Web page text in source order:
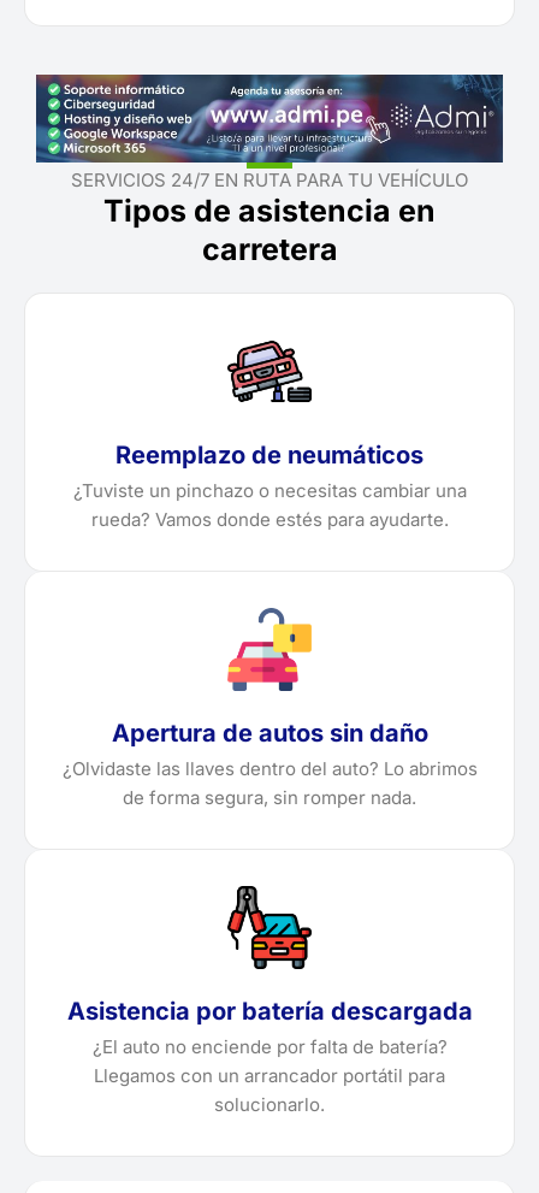
SERVICIOS 24/7 EN RUTA PARA TU VEHÍCULO
Tipos de asistencia en
carretera
Reemplazo de neumáticos
¿Tuviste un pinchazo o necesitas cambiar una
rueda? Vamos donde estés para ayudarte.
Apertura de autos sin daño
¿Olvidaste las llaves dentro del auto? Lo abrimos
de forma segura, sin romper nada.
Asistencia por batería descargada
¿El auto no enciende por falta de batería?
Llegamos con un arrancador portátil para
solucionarlo.